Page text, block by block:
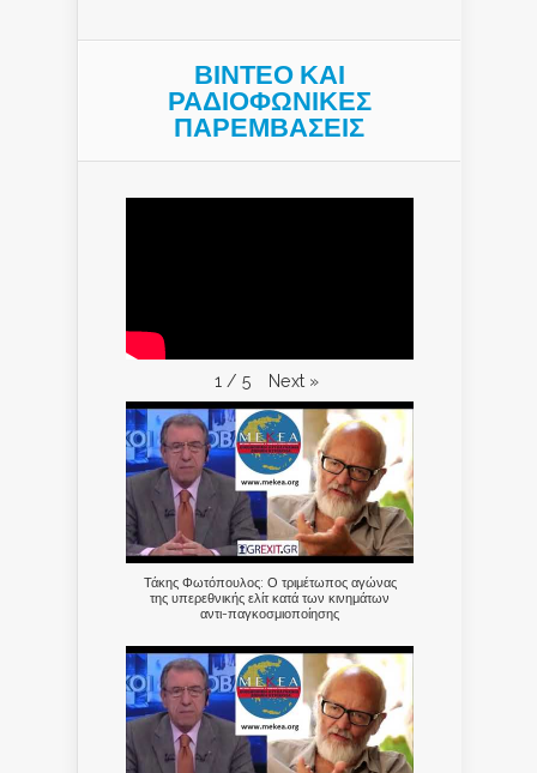
ΒΙΝΤΕΟ ΚΑΙ
ΡΑΔΙΟΦΩΝΙΚΕΣ
ΠΑΡΕΜΒΑΣΕΙΣ
1 / 5 Next »
Τάκης Φωτόπουλος: Ο τριμέτωπος αγώνας
της υπερεθνικής ελίτ κατά των κινημάτων
αντι-παγκοσμιοποίησης